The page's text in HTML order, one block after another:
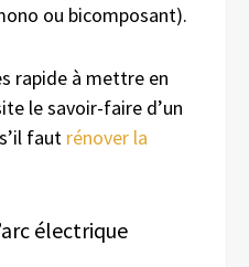
ou bicomposant).
rapide à mettre en
le savoir-faire d’un
faut rénover la
électrique